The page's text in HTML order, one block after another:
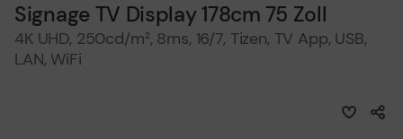
Signage TV Display 178cm 75 Zoll
4K UHD, 250cd/m², 8ms, 16/7, Tizen, TV App, USB,
LAN, WiFi